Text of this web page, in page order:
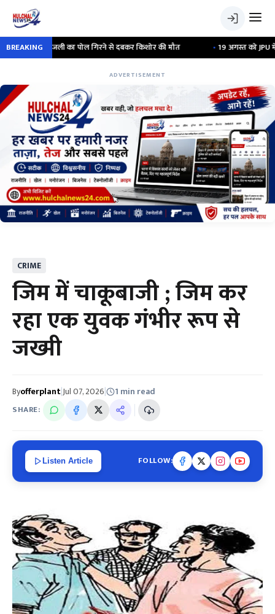
BREAKING
बिजली का पोल गिरने से दबकर किशोर की मौत • 19 अगस्त को JPU में आइसा
ADVERTISEMENT
CRIME
जिम में चाकूबाजी ; जिम कर
रहा एक युवक गंभीर रूप से
जख्मी
Byofferplant|Jul 07, 2026| 1 min read
SHARE:
Listen Article FOLLOW: